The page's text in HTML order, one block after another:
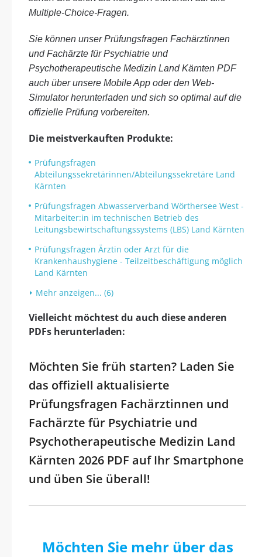
Multiple-Choice-Fragen.
Sie können unser Prüfungsfragen Fachärztinnen
und Fachärzte für Psychiatrie und
Psychotherapeutische Medizin Land Kärnten PDF
auch über unsere Mobile App oder den Web-
Simulator herunterladen und sich so optimal auf die
offizielle Prüfung vorbereiten.
Die meistverkauften Produkte:
Prüfungsfragen
Abteilungssekretärinnen/Abteilungssekretäre Land
Kärnten
Prüfungsfragen Abwasserverband Wörthersee West -
Mitarbeiter:in im technischen Betrieb des
Leitungsbewirtschaftungssystems (LBS) Land Kärnten
Prüfungsfragen Ärztin oder Arzt für die
Krankenhaushygiene - Teilzeitbeschäftigung möglich
Land Kärnten
Mehr anzeigen... (6)
Vielleicht möchtest du auch diese anderen
PDFs herunterladen:
Möchten Sie früh starten? Laden Sie
das offiziell aktualisierte
Prüfungsfragen Fachärztinnen und
Fachärzte für Psychiatrie und
Psychotherapeutische Medizin Land
Kärnten 2026 PDF auf Ihr Smartphone
und üben Sie überall!
Möchten Sie mehr über das